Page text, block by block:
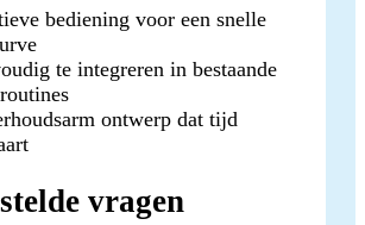
bediening voor een snelle
te integreren in bestaande
ontwerp dat tijd
vragen